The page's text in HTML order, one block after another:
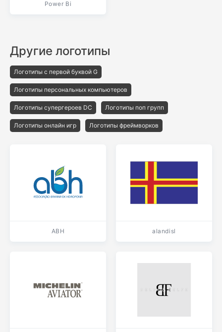
Power Bi
Другие логотипы
Логотипы с первой буквой G
Логотипы персональных компьютеров
Логотипы супергероев DC Логотипы поп групп
Логотипы онлайн игр Логотипы фреймворков
ABH alandisl